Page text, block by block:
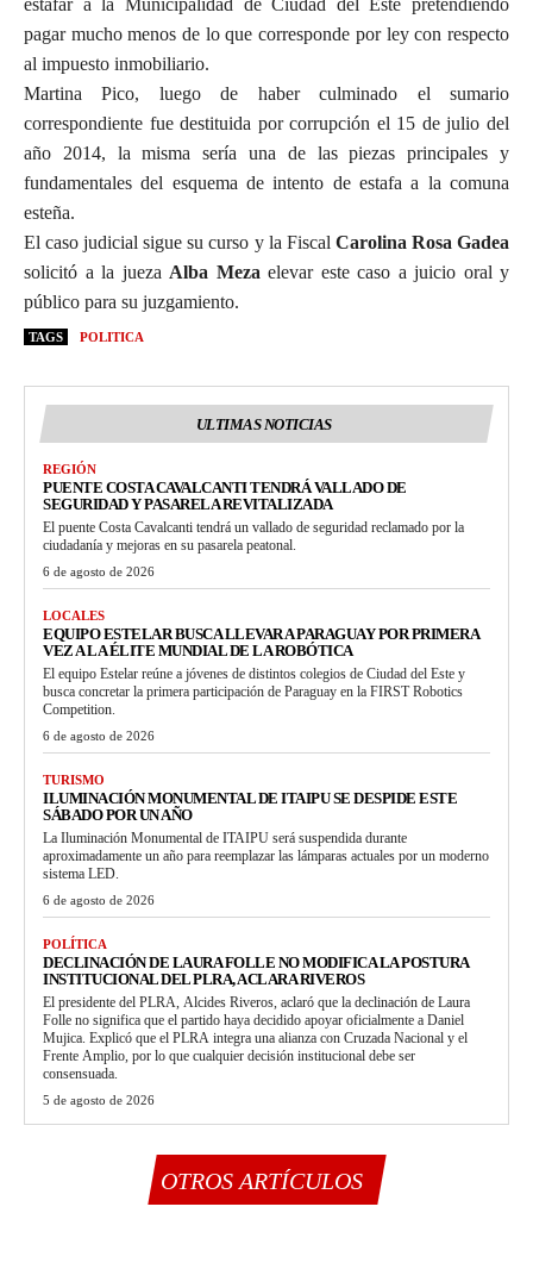
pagar mucho menos de lo que corresponde por ley con respecto
al impuesto inmobiliario.
Martina Pico, luego de haber culminado el sumario
correspondiente fue destituida por corrupción el 15 de julio del
año 2014, la misma sería una de las piezas principales y
fundamentales del esquema de intento de estafa a la comuna
esteña.
El caso judicial sigue su curso y la Fiscal Carolina Rosa Gadea
solicitó a la jueza Alba Meza elevar este caso a juicio oral y
público para su juzgamiento.
TAGS POLITICA
ULTIMAS NOTICIAS
REGIÓN
PUENTE COSTA CAVALCANTI TENDRÁ VALLADO DE
SEGURIDAD Y PASARELA REVITALIZADA
El puente Costa Cavalcanti tendrá un vallado de seguridad reclamado por la
ciudadanía y mejoras en su pasarela peatonal.
6 de agosto de 2026
LOCALES
EQUIPO ESTELAR BUSCA LLEVAR A PARAGUAY POR PRIMERA
VEZ A LA ÉLITE MUNDIAL DE LA ROBÓTICA
El equipo Estelar reúne a jóvenes de distintos colegios de Ciudad del Este y
busca concretar la primera participación de Paraguay en la FIRST Robotics
Competition.
6 de agosto de 2026
TURISMO
ILUMINACIÓN MONUMENTAL DE ITAIPU SE DESPIDE ESTE
SÁBADO POR UN AÑO
La Iluminación Monumental de ITAIPU será suspendida durante
aproximadamente un año para reemplazar las lámparas actuales por un moderno
sistema LED.
6 de agosto de 2026
POLÍTICA
DECLINACIÓN DE LAURA FOLLE NO MODIFICA LA POSTURA
INSTITUCIONAL DEL PLRA, ACLARA RIVEROS
El presidente del PLRA, Alcides Riveros, aclaró que la declinación de Laura
Folle no significa que el partido haya decidido apoyar oficialmente a Daniel
Mujica. Explicó que el PLRA integra una alianza con Cruzada Nacional y el
Frente Amplio, por lo que cualquier decisión institucional debe ser
consensuada.
5 de agosto de 2026
OTROS ARTÍCULOS